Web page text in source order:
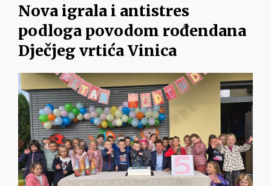
Nova igrala i antistres
podloga povodom rođendana
Dječjeg vrtića Vinica